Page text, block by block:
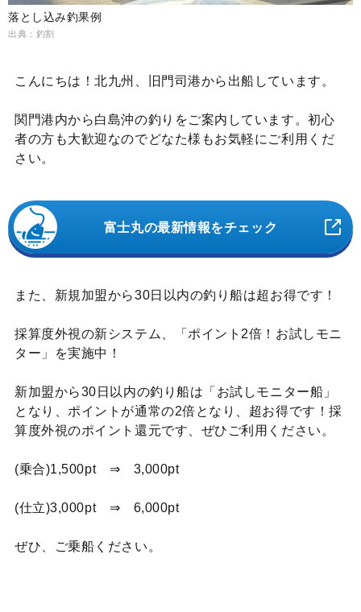
落とし込み釣果例
出典：釣割
こんにちは！北九州、旧門司港から出船しています。
関門港内から白島沖の釣りをご案内しています。初心
者の方も大歓迎なのでどなた様もお気軽にご利用くだ
さい。
富士丸の最新情報をチェック
また、新規加盟から30日以内の釣り船は超お得です！
採算度外視の新システム、「ポイント2倍！お試しモニ
ター」を実施中！
新加盟から30日以内の釣り船は「お試しモニター船」
となり、ポイントが通常の2倍となり、超お得です！採
算度外視のポイント還元です、ぜひご利用ください。
(乗合)1,500pt ⇒ 3,000pt
(仕立)3,000pt ⇒ 6,000pt
ぜひ、ご乗船ください。